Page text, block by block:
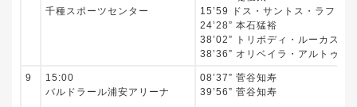
千種スポーツセンター
15’59 ドス・サントス・ラファ
24’28” 本石猛裕
38’02” トリポディ・ルーカス・
38’36” オリベイラ・アルトゥー
9
15:00
バルドラール浦安アリーナ
08’37” 菅谷知寿
39’56” 菅谷知寿